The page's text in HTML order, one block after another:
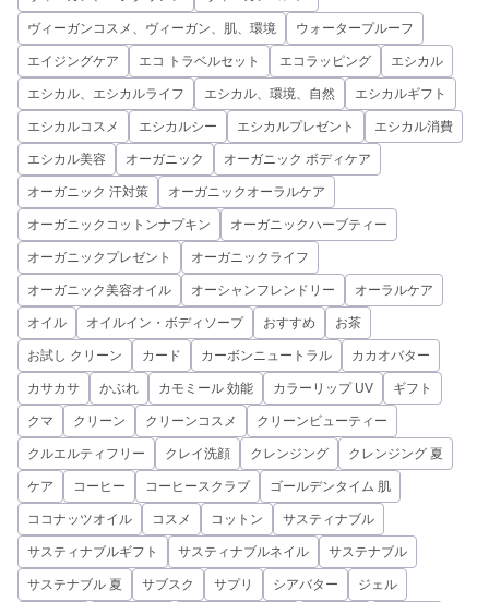
ヴィーガンコスメ、ヴィーガン、肌、環境 ウォータープルーフ
エイジングケア エコ トラベルセット エコラッピング エシカル
エシカル、エシカルライフ エシカル、環境、自然 エシカルギフト
エシカルコスメ エシカルシー エシカルプレゼント エシカル消費
エシカル美容 オーガニック オーガニック ボディケア
オーガニック 汗対策 オーガニックオーラルケア
オーガニックコットンナプキン オーガニックハーブティー
オーガニックプレゼント オーガニックライフ
オーガニック美容オイル オーシャンフレンドリー オーラルケア
オイル オイルイン・ボディソープ おすすめ お茶
お試し クリーン カード カーボンニュートラル カカオバター
カサカサ かぶれ カモミール 効能 カラーリップ UV ギフト
クマ クリーン クリーンコスメ クリーンビューティー
クルエルティフリー クレイ洗顔 クレンジング クレンジング 夏
ケア コーヒー コーヒースクラブ ゴールデンタイム 肌
ココナッツオイル コスメ コットン サスティナブル
サスティナブルギフト サスティナブルネイル サステナブル
サステナブル 夏 サブスク サプリ シアバター ジェル